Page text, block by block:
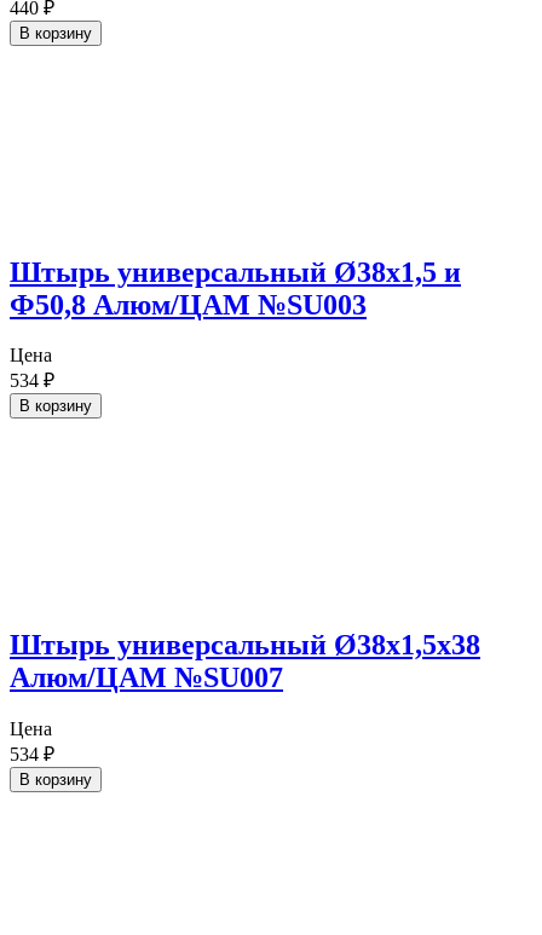
440 ₽
В корзину
Штырь универсальный Ø38х1,5 и
Ф50,8 Алюм/ЦАМ №SU003
Цена
534 ₽
В корзину
Штырь универсальный Ø38х1,5х38
Алюм/ЦАМ №SU007
Цена
534 ₽
В корзину